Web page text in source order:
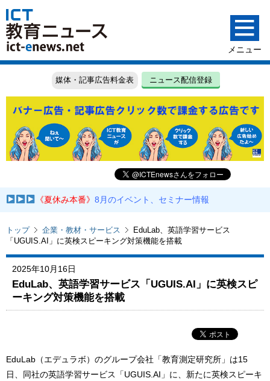
媒体・記事広告料金表 ニュース配信登録
《夏休み本番》8月のイベント、セミナー情報
トップ 企業・教材・サービス
EduLab、英語学習サービス
「UGUIS.AI」に英検スピーキング対策機能を搭載
2025年10月16日
EduLab、英語学習サービス「UGUIS.AI」に英検スピ
ーキング対策機能を搭載
EduLab（エデュラボ）のグループ会社「教育測定研究所」は15
日、同社の英語学習サービス「UGUIS.AI」に、新たに英検スピーキ